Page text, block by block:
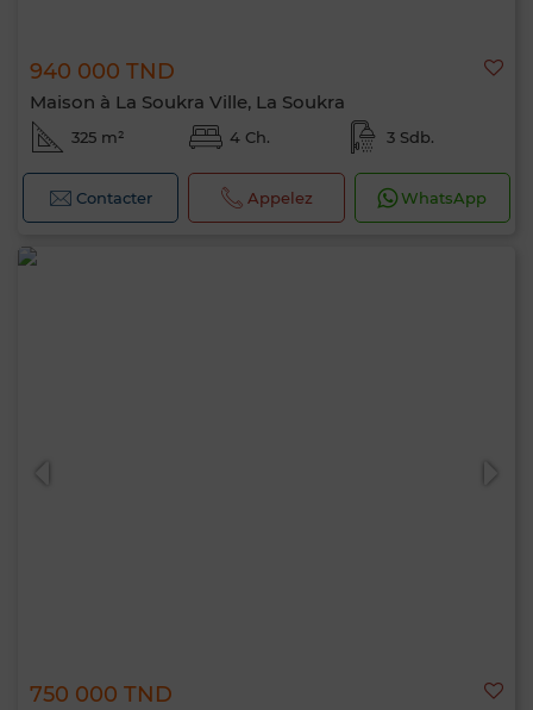
940 000 TND
Maison à La Soukra Ville, La Soukra
325 m² 4 Ch. 3 Sdb.
Contacter Appelez WhatsApp
750 000 TND